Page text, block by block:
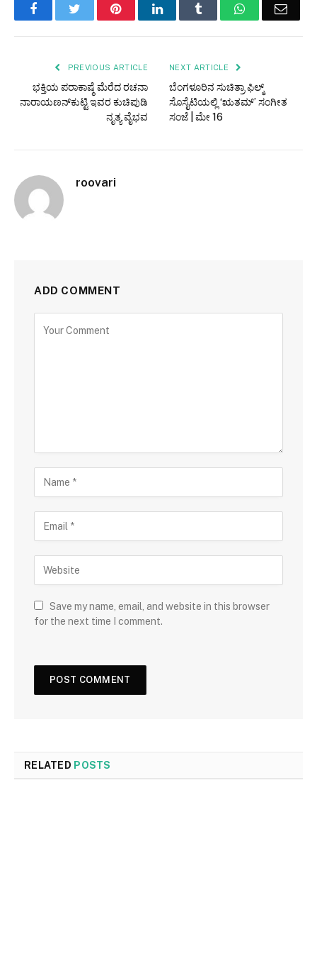
FacebookTwitter PinterestLinkedInTumblr WhatsAppEmail
PREVIOUS ARTICLE
ಭಕ್ತಿಯ ಪರಾಕಾಷ್ಠೆ ಮೆರೆದ ರಚನಾ
ನಾರಾಯಣನ್‌ಕುಟ್ಟಿ ಇವರ ಕುಚಿಪುಡಿ
ನೃತ್ಯ ವೈಭವ
NEXT ARTICLE
ಬೆಂಗಳೂರಿನ ಸುಚಿತ್ರಾ ಫಿಲ್ಮ್
ಸೊಸೈಟಿಯಲ್ಲಿ ‘ಋತಮ್’ ಸಂಗೀತ
ಸಂಜೆ | ಮೇ 16
roovari
ADD COMMENT
Save my name, email, and website in this browser
for the next time I comment.
RELATED POSTS